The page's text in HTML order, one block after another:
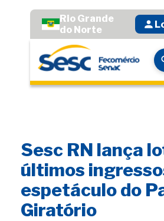
Rio Grande
do Norte
Sesc RN lança
últimos
espetáculo do
Giratório